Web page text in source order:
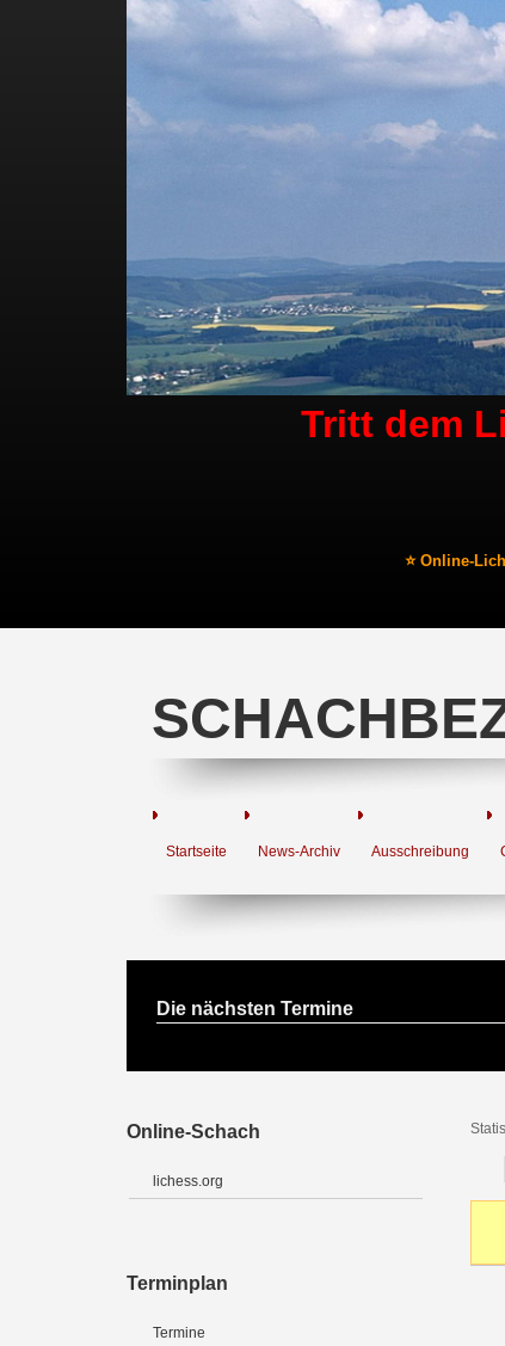
Tritt dem
⭐ Online-
Startseite News-Archiv Ausschreibung
Die nächsten Termine
Online-Schach
lichess.org
Terminplan
Termine